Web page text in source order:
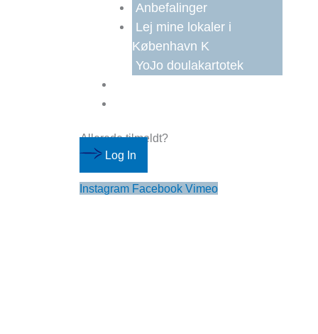
Anbefalinger
Lej mine lokaler i
København K
YoJo doulakartotek
Allerede tilmeldt?
Log In
Instagram Facebook Vimeo